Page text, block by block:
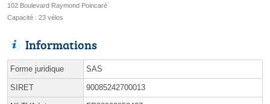
102 Boulevard Raymond Poincaré
Capacité : 23 vélos
Informations
Forme juridique SAS
SIRET 90085242700013